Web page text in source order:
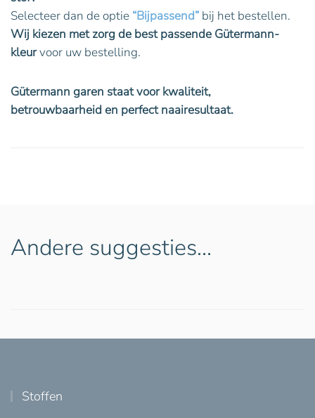
Selecteer dan de optie “Bijpassend” bij het bestellen.
Wij kiezen met zorg de best passende Gütermann-
kleurvoor uw bestelling.
Gütermann garen staat voor kwaliteit,
betrouwbaarheid en perfect naairesultaat.
Andere suggesties…
Stoffen